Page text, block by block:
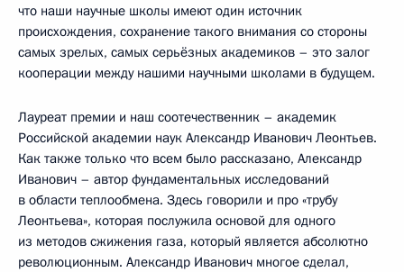
что наши научные школы имеют один источник
происхождения, сохранение такого внимания со стороны
самых зрелых, самых серьёзных академиков – это залог
кооперации между нашими научными школами в будущем.
Лауреат премии и наш соотечественник – академик
Российской академии наук Александр Иванович Леонтьев.
Как также только что всем было рассказано, Александр
Иванович – автор фундаментальных исследований
в области теплообмена. Здесь говорили и про «трубу
Леонтьева», которая послужила основой для одного
из методов сжижения газа, который является абсолютно
революционным. Александр Иванович многое сделал,